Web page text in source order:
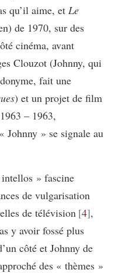
qu’il aime, et Le
de 1970, sur des
cinéma, avant
Clouzot (Johnny, qui
fait une
) et un projet de film
– 1963,
Johnny » se signale au
» fascine
de vulgarisation
de télévision 4 ,
y avoir fossé plus
côté et Johnny de
des « thèmes »